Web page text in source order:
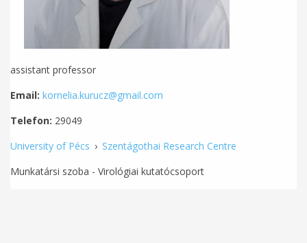
assistant professor
Email: kornelia.kurucz@gmail.com
Telefon: 29049
University of Pécs › Szentágothai Research Centre
Munkatársi szoba - Virológiai kutatócsoport